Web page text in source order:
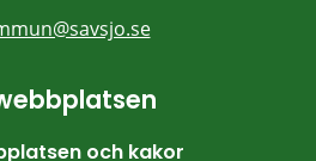
och kakor